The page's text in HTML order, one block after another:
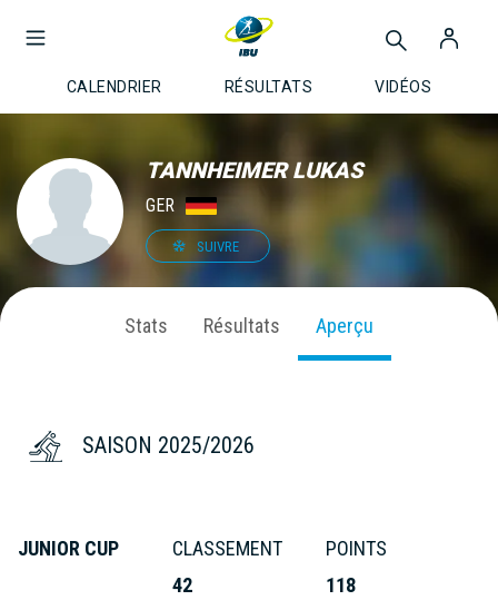
CALENDRIER RÉSULTATS VIDÉOS
TANNHEIMER LUKAS
GER
SUIVRE
Stats Résultats Aperçu
SAISON 2025/2026
JUNIOR CUP
CLASSEMENT
42
POINTS
118